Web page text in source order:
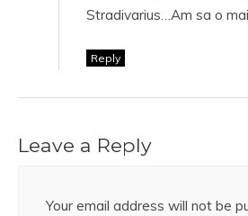
Stradivarius…Am sa o
Reply
Leave a Reply
Your email address will not be